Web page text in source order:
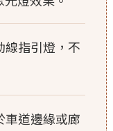
線指引燈，不
車道邊緣或廊